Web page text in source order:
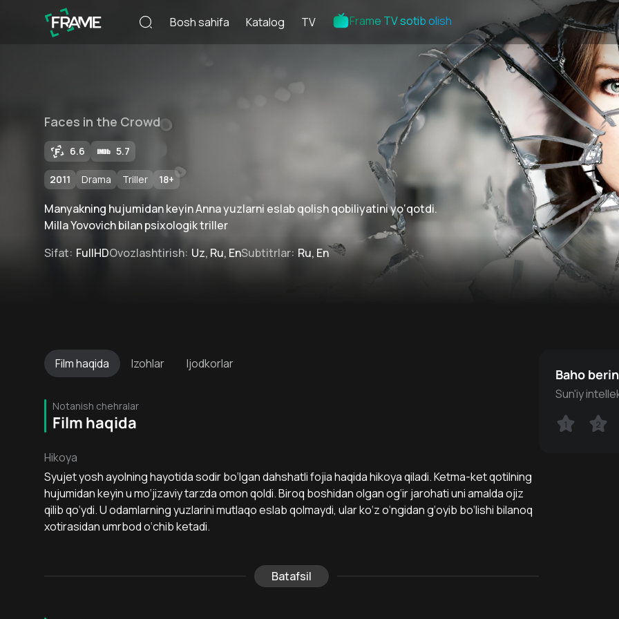
Bosh sahifa Katalog TV Frame TV sotib olish
Faces in the Crowd
6.6 5.7
2011 Drama Triller 18+
Manyakning hujumidan keyin Anna yuzlarni eslab qolish qobiliyatini yo‘qotdi.
Milla Yovovich bilan psixologik triller
Sifat: FullHDOvozlashtirish: Uz, Ru, EnSubtitrlar: Ru, En
Filmhaqida Izohlar Ijodkorlar
Notanish chehralar
Film haqida
Hikoya
Syujet yosh ayolning hayotida sodir bo‘lgan dahshatli fojia haqida hikoya qiladi. Ketma-ket qotilning
hujumidan keyin u mo‘jizaviy tarzda omon qoldi. Biroq boshidan olgan og‘ir jarohati uni amalda ojiz
qilib qo‘ydi. U odamlarning yuzlarini mutlaqo eslab qolmaydi, ular ko‘z o‘ngidan g‘oyib bo‘lishi bilanoq
xotirasidan umrbod o‘chib ketadi.
Batafsil
Baho
Sun'iy
1 2
1 2